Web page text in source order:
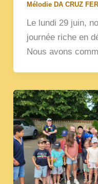
Mélodie DA CRUZ
Le lundi 29 juin,
journée riche en
Nous avons